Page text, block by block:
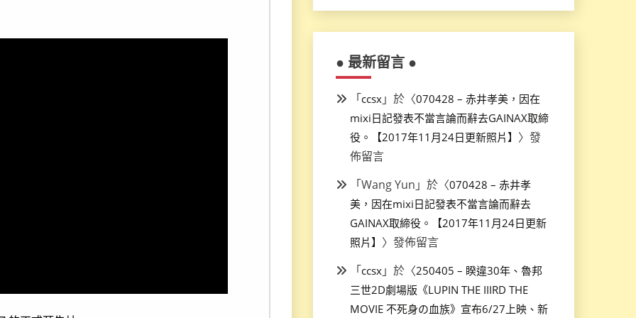
● 最新留言 ●
「ccsx」於〈070428 – 赤井孝美，因在
mixi日記發表不當言論而辭去GAINAX取締
役。【2017年11月24日更新照片】 〉發
佈留言
「Wang Yun 」於〈070428 – 赤井孝
美，因在mixi日記發表不當言論而辭去
GAINAX取締役。【2017年11月24日更新
照片】 〉發佈留言
「ccsx」於〈250405 – 睽違30年、魯邦
三世2D劇場版《LUPIN THE IIIRD THE
MOVIE 不死身の血族》宣布6/27上映、新